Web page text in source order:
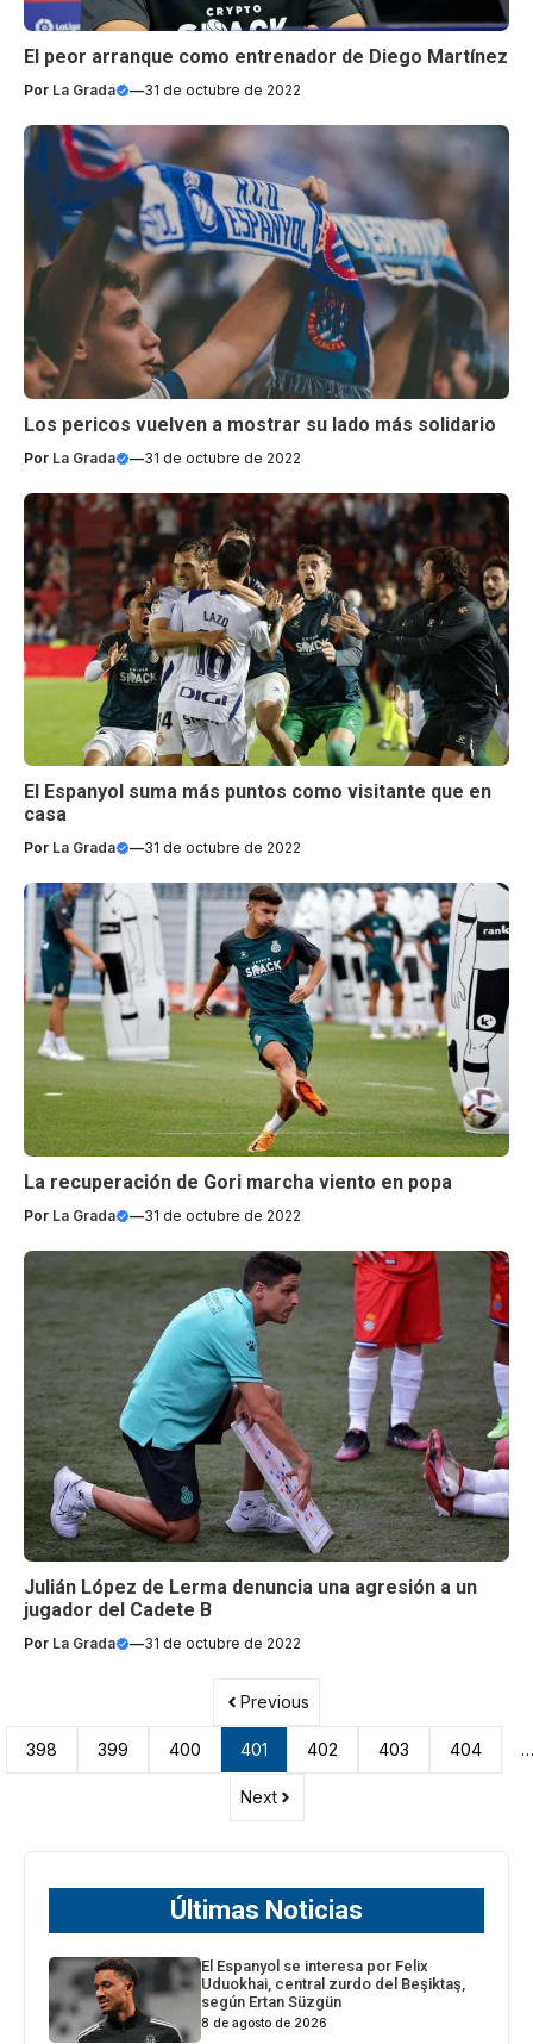
El peor arranque como entrenador de Diego Martínez
Por La Grada —31 de octubre de 2022
Los pericos vuelven a mostrar su lado más solidario
Por La Grada —31 de octubre de 2022
El Espanyol suma más puntos como visitante que en
casa
Por La Grada —31 de octubre de 2022
La recuperación de Gori marcha viento en popa
Por La Grada —31 de octubre de 2022
Julián López de Lerma denuncia una agresión a un
jugador del Cadete B
Por La Grada —31 de octubre de 2022
Previous
398 399 400 401 402 403 404 …
Next
Últimas Noticias
El Espanyol se interesa por Felix
Uduokhai, central zurdo del Beşiktaş,
según Ertan Süzgün
8 de agosto de 2026